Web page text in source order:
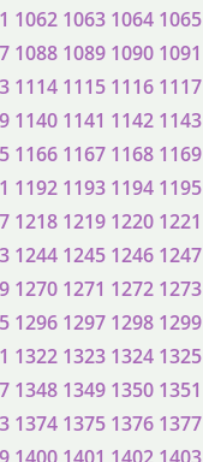
1062 1063 1064 1065
1088 1089 1090 1091
1114 1115 1116 1117
1140 1141 1142 1143
1166 1167 1168 1169
1192 1193 1194 1195
1218 1219 1220 1221
1244 1245 1246 1247
1270 1271 1272 1273
1296 1297 1298 1299
1322 1323 1324 1325
1348 1349 1350 1351
1374 1375 1376 1377